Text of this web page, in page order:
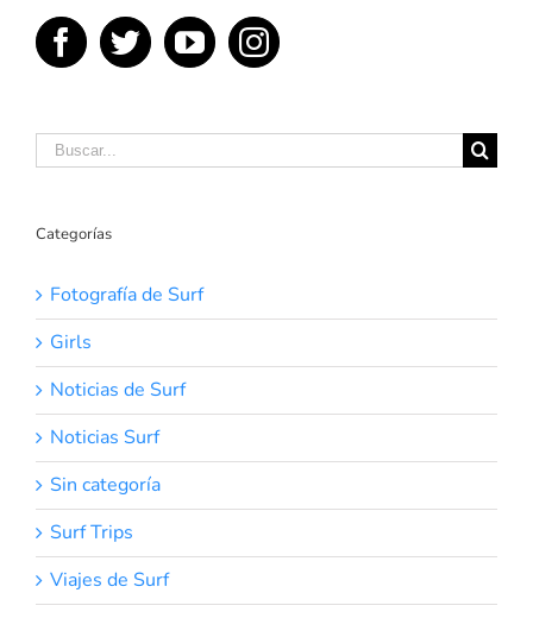
Buscar:
Categorías
Fotografía de Surf
Girls
Noticias de Surf
Noticias Surf
Sin categoría
Surf Trips
Viajes de Surf